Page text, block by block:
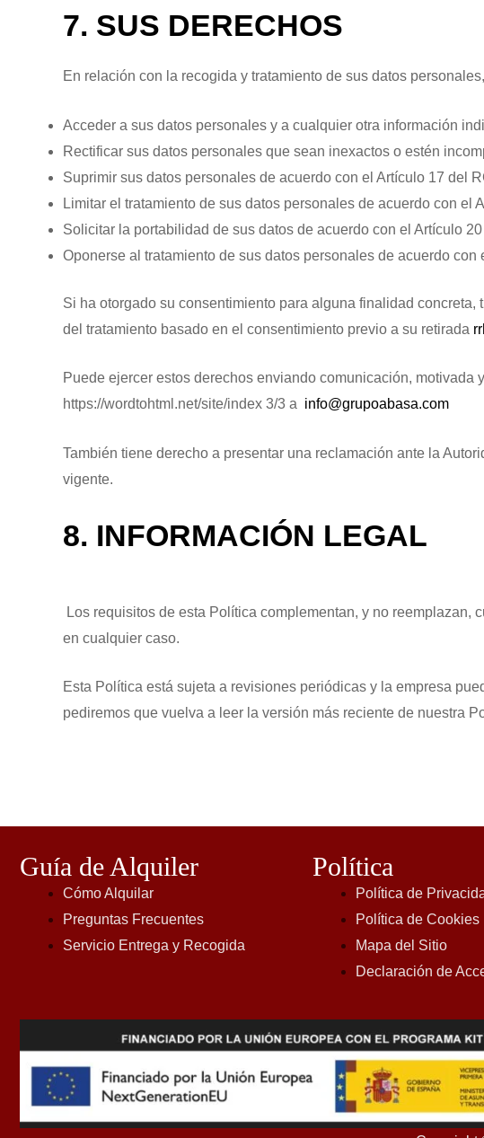
7. SUS DERECHOS
En relación con la recogida y tratamiento de sus datos
Acceder a sus datos personales y a cualquier otra información
Rectificar sus datos personales que sean inexactos o estén
Suprimir sus datos personales de acuerdo con el Artículo 17 del
Limitar el tratamiento de sus datos personales de acuerdo con el
Solicitar la portabilidad de sus datos de acuerdo con el Artículo 20
Oponerse al tratamiento de sus datos personales de acuerdo con
Si ha otorgado su consentimiento para alguna finalidad
del tratamiento basado en el consentimiento previo a su retirada
Puede ejercer estos derechos enviando comunicación,
https://wordtohtml.net/site/index 3/3 a info@grupoabasa.com
También tiene derecho a presentar una reclamación ante la
vigente.
8. INFORMACIÓN LEGAL
Los requisitos de esta Política complementan, y no
en cualquier caso.
Esta Política está sujeta a revisiones periódicas y la empresa
pediremos que vuelva a leer la versión más reciente de nuestra
Guía de Alquiler
Cómo Alquilar
Preguntas Frecuentes
Servicio Entrega y Recogida
Política
Política de
Política de Cookies
Mapa del Sitio
Declaración de